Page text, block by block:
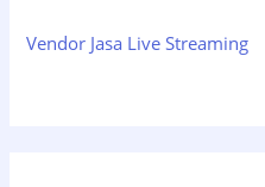
Vendor Jasa Live Streaming